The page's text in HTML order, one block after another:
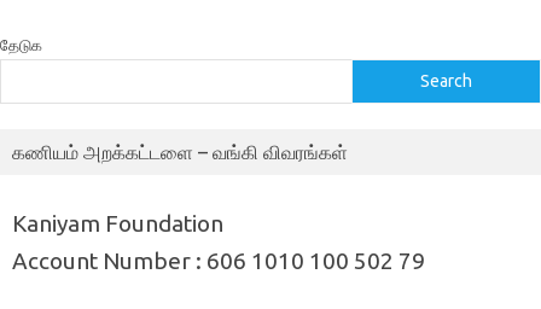
தேடுக
Search
கணியம் அறக்கட்டளை – வங்கி விவரங்கள்
Kaniyam Foundation
Account Number : 606 1010 100 502 79